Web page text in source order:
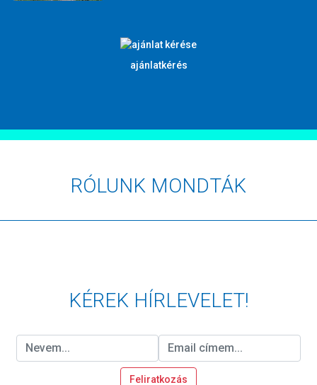
ajánlatkérés
RÓLUNK MONDTÁK
KÉREK HÍRLEVELET!
Név Email cím
Feliratkozás